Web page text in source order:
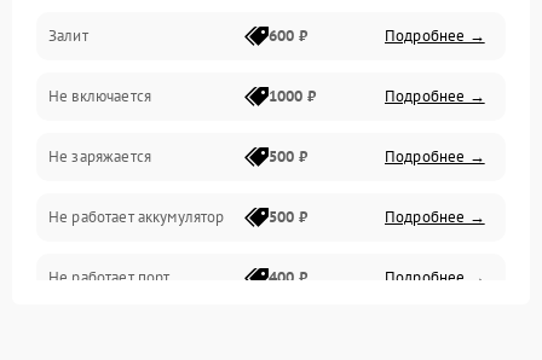
Питание и питание цепей
Проблемы с картами памяти
Объективы
Программные сбои
Коммуникации и интерфейсы
Залит 600 ₽ Подробнее →
Не включается 1000 ₽ Подробнее →
Не заряжается 500 ₽ Подробнее →
Не работает аккумулятор 500 ₽ Подробнее →
Не работает порт 400 ₽ Подробнее →